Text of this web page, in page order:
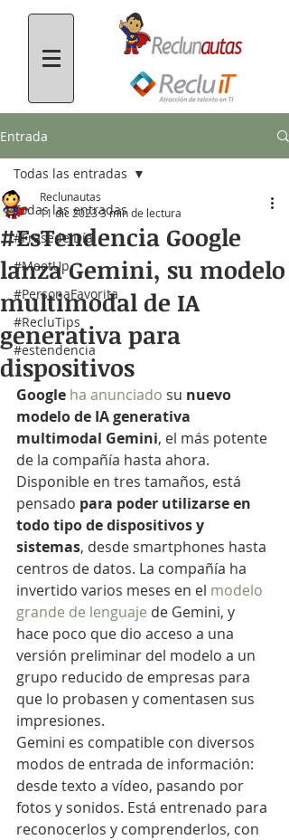
Entrada
Todas las entradas
#FrasedelDía
#MeetUp
#PersonaFavorita
#RecluTips
#estendencia
Todas las entradas
#EsTendencia Google
lanza Gemini, su modelo
multimodal de IA
generativa para
dispositivos
Reclunautas
11 dic 20233 min de lectura
Google ha anunciado su nuevo
modelo de IA generativa
multimodal Gemini, el más potente
de la compañía hasta ahora.
Disponible en tres tamaños, está
pensado para poder utilizarse en
todo tipo de dispositivos y
sistemas, desde smartphones hasta
centros de datos. La compañía ha
invertido varios meses en el modelo
grande de lenguaje de Gemini, y
hace poco que dio acceso a una
versión preliminar del modelo a un
grupo reducido de empresas para
que lo probasen y comentasen sus
impresiones.
Gemini es compatible con diversos
modos de entrada de información:
desde texto a vídeo, pasando por
fotos y sonidos. Está entrenado para
reconocerlos y comprenderlos, con